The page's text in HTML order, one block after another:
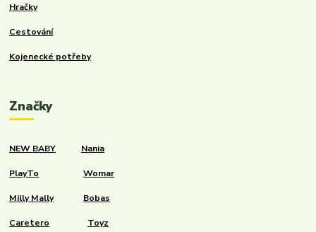
Hračky
Cestování
Kojenecké potřeby
Značky
NEW BABY Nania
PlayTo Womar
Milly Mally Bobas
Caretero Toyz